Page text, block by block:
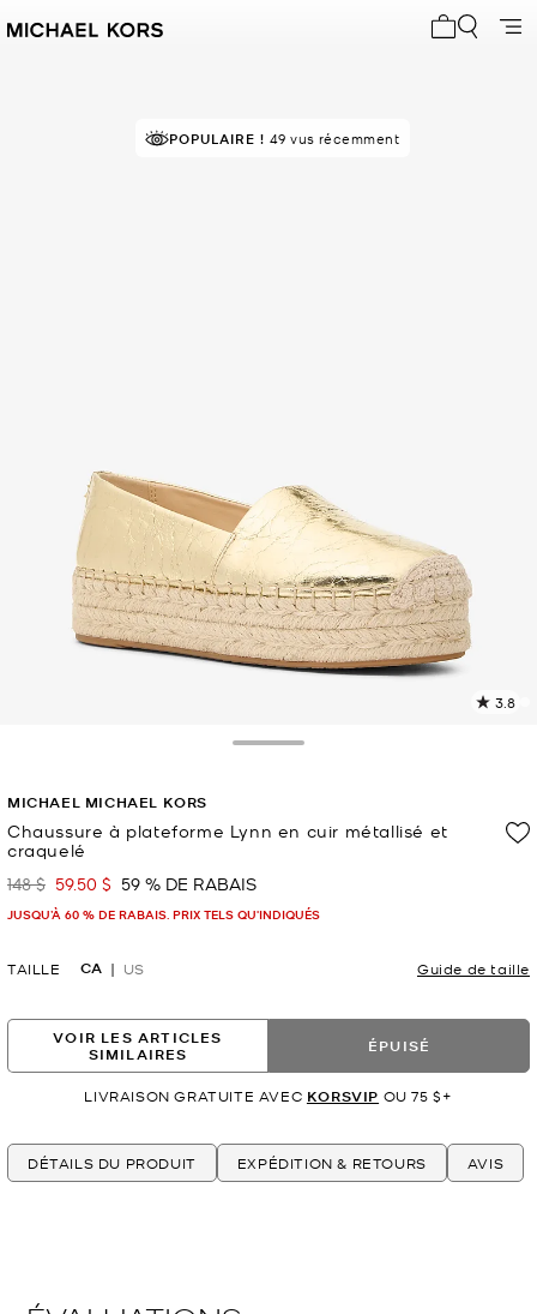
POPULAIRE ! 49 vus récemment
3.8
MICHAEL MICHAEL KORS
Chaussure à plateforme Lynn en cuir métallisé et
craquelé
était
148 $ maintenant
59.50 $ 59 % DE RABAIS
JUSQU’À 60 % DE RABAIS. PRIX TELS QU'INDIQUÉS
TAILLE CA US Guide de taille
VOIR LES ARTICLES
SIMILAIRES
ÉPUISÉ
LIVRAISON GRATUITE AVEC KORSVIP OU 75 $+
DÉTAILS DU PRODUIT EXPÉDITION & RETOURS AVIS